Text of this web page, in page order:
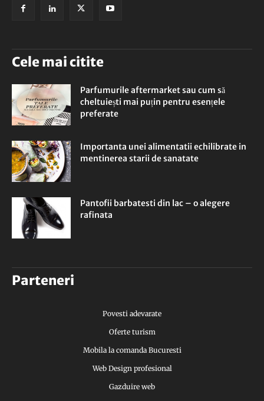
Cele mai citite
Parfumurile aftermarket sau cum să
cheltuiești mai puțin pentru esențele
preferate
Importanta unei alimentatii echilibrate in
mentinerea starii de sanatate
Pantofii barbatesti din lac – o alegere
rafinata
Parteneri
Povesti adevarate
Oferte turism
Mobila la comanda Bucuresti
Web Design profesional
Gazduire web